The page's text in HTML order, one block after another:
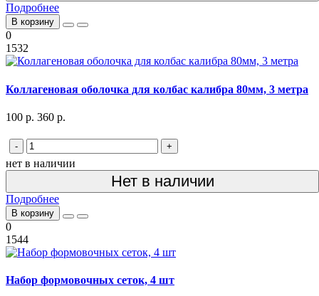
Подробнее
В корзину
0
1532
Коллагеновая оболочка для колбас калибра 80мм, 3 метра
100 р. 360 р.
- +
нет в наличии
Нет в наличии
Подробнее
В корзину
0
1544
Набор формовочных сеток, 4 шт